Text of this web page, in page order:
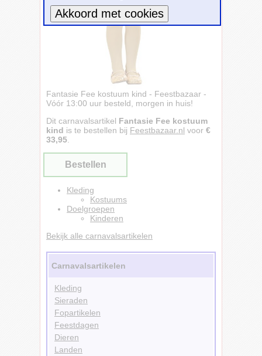
Fantasie Fee kostuum kind - Feestbazaar -
Vóór 13:00 uur besteld, morgen in huis!
Dit carnavalsartikel Fantasie Fee kostuum
kind is te bestellen bij Feestbazaar.nl voor €
33,95
Bestellen
Kleding
Kostuums
Doelgroepen
Kinderen
Bekijk alle carnavalsartikelen
Carnavalsartikelen
Kleding
Sieraden
Fopartikelen
Feestdagen
Dieren
Landen